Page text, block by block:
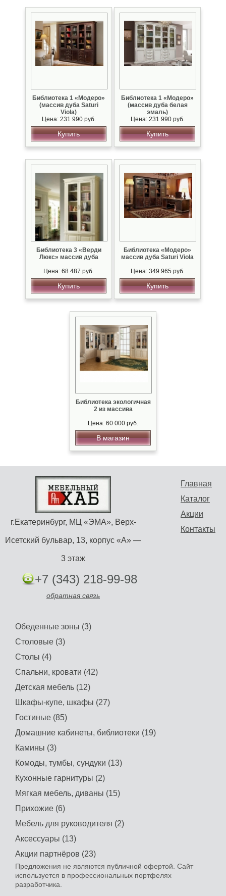
Библиотека 1 «Модеро»
(массив дуба Saturi
Viola)
Цена: 231 990 руб.
Купить
Библиотека 1 «Модеро»
(массив дуба белая
эмаль)
Цена: 231 990 руб.
Купить
Библиотека 3 «Верди
Люкс» массив дуба
Цена: 68 487 руб.
Купить
Библиотека «Модеро»
массив дуба Saturi Viola
Цена: 349 965 руб.
Купить
Библиотека экологичная
2 из массива
Цена: 60 000 руб.
В магазин
Главная
Каталог
Акции
Контакты
г.Екатеринбург, МЦ «ЭМА», Верх-
Исетский бульвар, 13, корпус «А» —
3 этаж
+7 (343) 218-99-98
обратная связь
Обеденные зоны (3)
Столовые (3)
Столы (4)
Спальни, кровати (42)
Детская мебель (12)
Шкафы-купе, шкафы (27)
Гостиные (85)
Домашние кабинеты, библиотеки (19)
Камины (3)
Комоды, тумбы, сундуки (13)
Кухонные гарнитуры (2)
Мягкая мебель, диваны (15)
Прихожие (6)
Мебель для руководителя (2)
Аксессуары (13)
Акции партнёров (23)
Предложения не являются публичной офертой. Сайт
используется в профессиональных портфелях
разработчика.